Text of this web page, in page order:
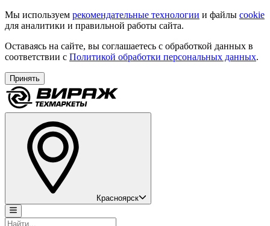
Мы используем рекомендательные технологии и файлы cookie
для аналитики и правильной работы сайта.
Оставаясь на сайте, вы соглашаетесь с обработкой данных в
соответствии с Политикой обработки персональных данных.
Принять
Красноярск